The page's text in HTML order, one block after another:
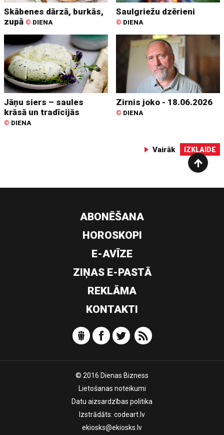
Skābenes dārzā, burkās,
zupā © DIENA
Saulgriežu dzērieni
© DIENA
Jāņu siers – saules
krāsā un tradīcijās
© DIENA
Zirnis joko - 18.06.2026
© DIENA
Vairāk IZKLAIDE
ABONĒŠANA
HOROSKOPI
E-AVĪZE
ZIŅAS E-PASTĀ
REKLĀMA
KONTAKTI
© 2016 Dienas Bizness
Lietošanas noteikumi
Datu aizsardzības politika
Izstrādāts: codeart.lv
ekiosks@ekiosks.lv